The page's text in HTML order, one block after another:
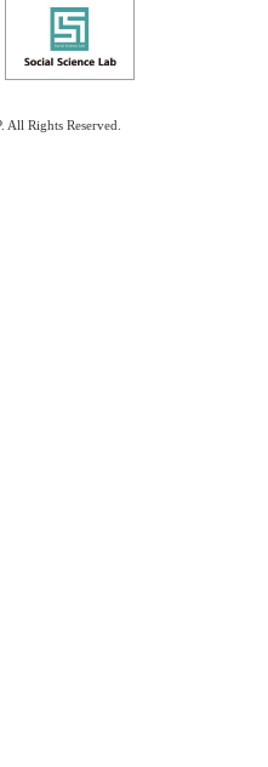
All Rights Reserved.